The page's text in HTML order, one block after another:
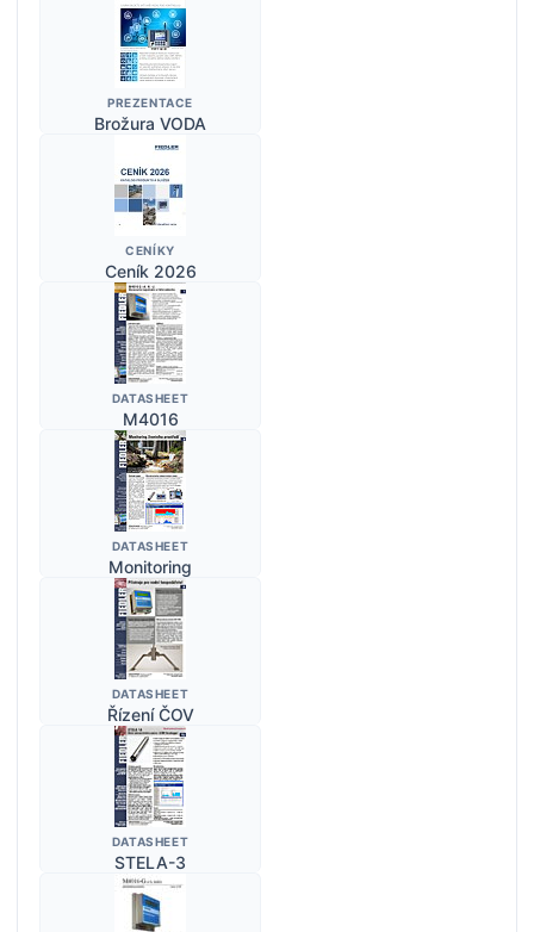
PREZENTACE
Brožura VODA
CENÍKY
Ceník 2026
DATASHEET
M4016
DATASHEET
Monitoring
DATASHEET
Řízení ČOV
DATASHEET
STELA-3